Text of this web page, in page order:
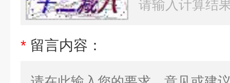
* 留言内容：